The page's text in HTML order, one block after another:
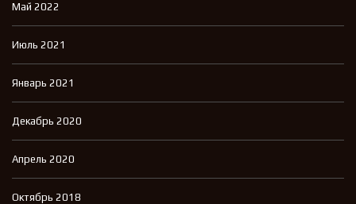
Май 2022
Июль 2021
Январь 2021
Декабрь 2020
Апрель 2020
Октябрь 2018